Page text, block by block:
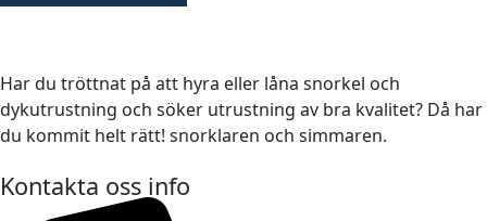
Har du tröttnat på att hyra eller låna snorkel och
dykutrustning och söker utrustning av bra kvalitet? Då har
du kommit helt rätt! snorklaren och simmaren.
Kontakta oss info